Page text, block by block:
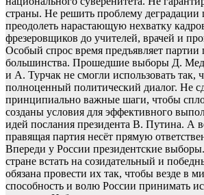
страны. Не решить проблему деградации
преодолеть нарастающую нехватку
фрезеровщиков до учителей, врачей и
Особый спрос время предъявляет партии
большинства. Прошедшие выборы Д.
и А. Турчак не смогли использовать так,
полноценный политический диалог. Не
принципиально важные шаги, чтобы
созданы условия для эффективного
идей послания президента В. Путина. А
правящая партия несёт прямую
Впереди у России президентские
стране встать на созидательный и
обязана провести их так, чтобы везде в
способность и волю России принимать